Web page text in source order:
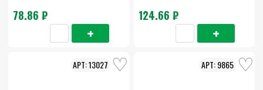
78.86 ₽ 124.66 ₽
13027 9865